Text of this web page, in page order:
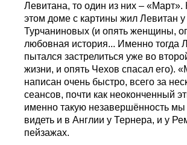
Левитана, то один из них – «Март».
этом доме с картины жил Левитан у
Турчаниновых (и опять женщины,
любовная история... Именно тогда
пытался застрелиться уже во
жизни, и опять Чехов спасал его).
написан очень быстро, всего за
сеансов, почти как неоконченный
именно такую незавершённость
видеть и в Англии у Тернера, и у
пейзажах.